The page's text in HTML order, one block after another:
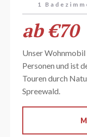
1
ab €70
Unser
Personen und ist
Touren durch
Spreewald.